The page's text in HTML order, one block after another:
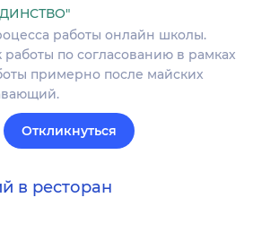
работы онлайн школы.
работы по согласованию в рамках
примерно после майских
Откликнуться
в ресторан